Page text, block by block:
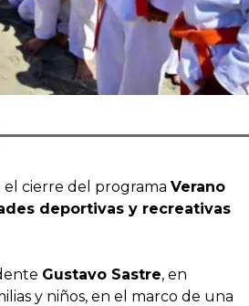
el cierre del programa Verano
deportivas y recreativas
Gustavo Sastre, en
y niños, en el marco de una